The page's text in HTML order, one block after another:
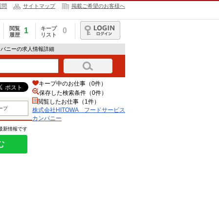
問 サイトマップ 掲載ご希望のお客様へ
閲覧
履歴
1
キープ
リスト
0
ログイン
ニーの求人情報詳細
プ
新情報です
キープ中のお仕事（0件）
保存した検索条件（0件）
閲覧したお仕事（1件）
株式会社HITOWA フードサービス
カンパニー